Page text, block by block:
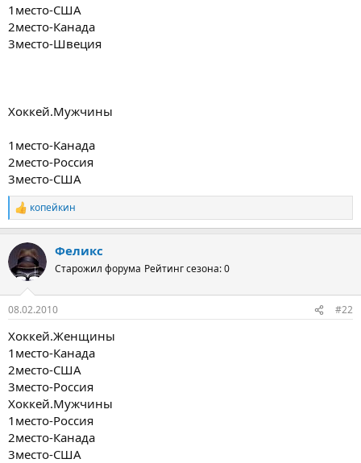
1место-CША
2место-Канада
3место-Швеция
Хоккей.Мужчины
1место-Канада
2место-Россия
3место-США
Р
е
к
ц
и
копейкин
Феликс
Старожил форума Рейтинг сезона: 0
08.02.2010 #22
Хоккей.Женщины
1место-Канада
2место-США
3место-Россия
Хоккей.Мужчины
1место-Россия
2место-Канада
3место-США